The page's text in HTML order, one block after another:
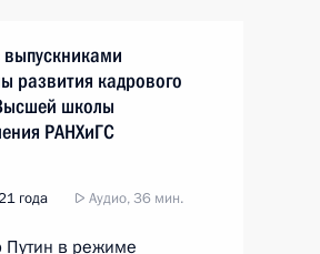
выпускниками
развития кадрового
школы
РАНХиГС
года Аудио, 36 мин.
Путин в режиме